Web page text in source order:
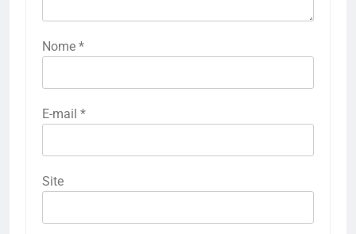
Nome *
E-mail *
Site